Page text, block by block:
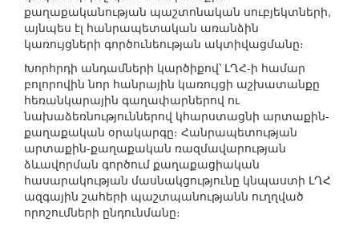
քաղաքականության պաշտոնական սուբյեկտների,
այնպես էլ հանրապետական առանձին
կառույցների գործունեության ակտիվացմանը։
Խորհրդի անդամների կարծիքով՝ ԼՂՀ-ի համար
բոլորովին նոր հանրային կառույցի աշխատանքը
հեռանկարային գաղափարներով ու
նախաձեռնություններով կհարստացնի արտաքին-
քաղաքական օրակարգը։ Հանրապետության
արտաքին-քաղաքական ռազմավարության
ձևավորման գործում քաղաքացիական
հասարակության մասնակցությունը կնպաստի ԼՂՀ
ազգային շահերի պաշտպանությանն ուղղված
որոշումների ընդունմանը։